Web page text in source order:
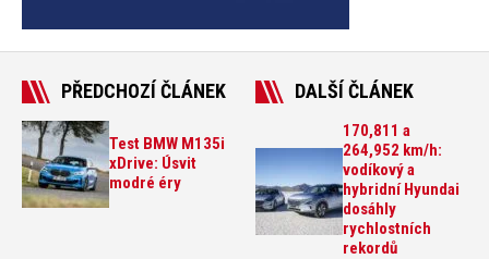
PŘEDCHOZÍ ČLÁNEK
Test BMW M135i
xDrive: Úsvit
modré éry
DALŠÍ ČLÁNEK
170,811 a
264,952 km/h:
vodíkový a
hybridní Hyundai
dosáhly
rychlostních
rekordů